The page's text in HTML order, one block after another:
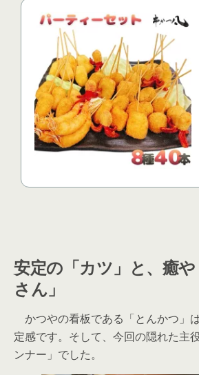
安定の「カツ」と、癒
さん」
かつやの看板である「とんかつ」
定感です。そして、今回の隠れた主
ンナー」でした。